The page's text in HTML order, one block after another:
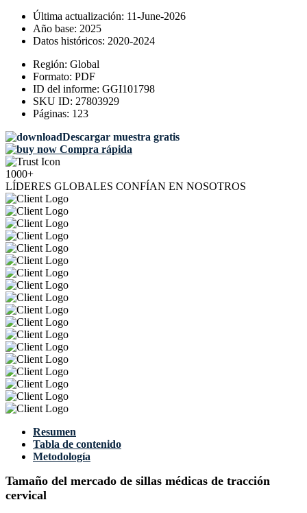
Última actualización: 11-June-2026
Año base: 2025
Datos históricos: 2020-2024
Región: Global
Formato: PDF
ID del informe: GGI101798
SKU ID: 27803929
Páginas: 123
Descargar muestra gratis
Compra rápida
1000+
LÍDERES GLOBALES CONFÍAN EN NOSOTROS
Resumen
Tabla de contenido
Metodología
Tamaño del mercado de sillas médicas de tracción
cervical